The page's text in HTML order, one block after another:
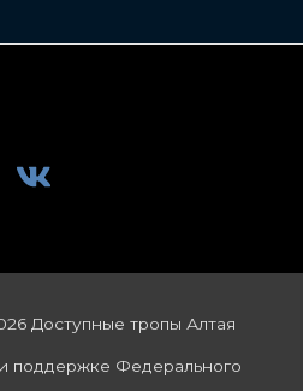
Доступные тропы Алтая
поддержке Федерального